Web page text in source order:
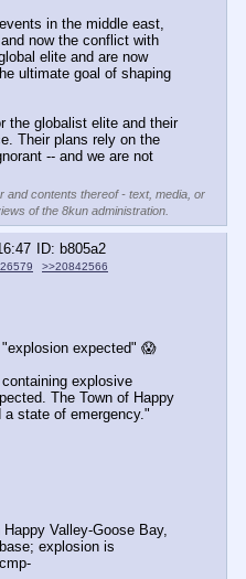
in the middle east,
now the conflict with
elite and are now
ultimate goal of shaping
the globalist elite and their
Their plans rely on the
-- and we are not
and contents thereof - text, media, or
of the 8kun administration.
b805a2
>>20842566
expected" 😱
explosive
The Town of Happy
state of emergency."
Valley-Goose Bay,
explosion is